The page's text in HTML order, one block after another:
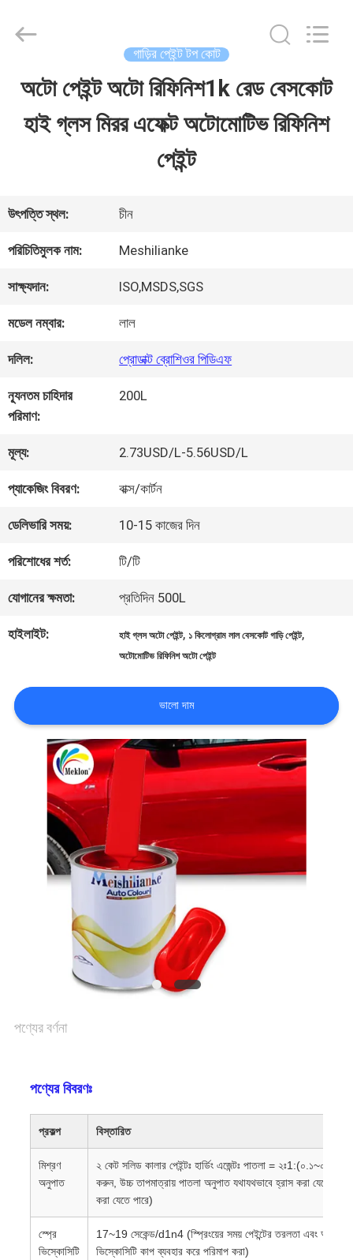
বাড়ি
ভিডিও
আমাদের
সম্পর্কে
কারখানা
ভ্রমণ
মান
নিয়ন্ত্রণ
আমাদের
যোগাযোগ
খবর
উদ্ধৃতির
আবেদন
নীতি
Chemical
Reserved.
গাড়ির পেইন্ট টপ কোট
অটো পেইন্ট অটো রিফিনিশ1k রেড বেসকোট
হাই গ্লস মিরর এফেক্ট অটোমোটিভ রিফিনিশ
পেইন্ট
উৎপত্তি স্থল: চীন
পরিচিতিমুলক নাম: Meshilianke
সাক্ষ্যদান: ISO,MSDS,SGS
মডেল নম্বার: লাল
দলিল: প্রোডাক্ট ব্রোশিওর পিডিএফ
ন্যূনতম চাহিদার
পরিমাণ:
200L
মূল্য: 2.73USD/L-5.56USD/L
প্যাকেজিং বিবরণ: বাক্স/কার্টন
ডেলিভারি সময়: 10-15 কাজের দিন
পরিশোধের শর্ত: টি/টি
যোগানের ক্ষমতা: প্রতিদিন 500L
হাইলাইট: হাই গ্লস অটো পেইন্ট, ১ কিলোগ্রাম লাল বেসকোট গাড়ি পেইন্ট,
অটোমোটিভ রিফিনিশ অটো পেইন্ট
ভালো দাম
পণ্যের বর্ণনা
পণ্যের বিবরণঃ
প্রকল্প বিস্তারিত
মিশ্রণ
অনুপাত
২ কেট সলিড কালার পেইন্টঃ হার্ডিং এজেন্টঃ পাতলা = ২ঃ1:(০.১~০.২৫)
করুন, উচ্চ তাপমাত্রায় পাতলা অনুপাত যথাযথভাবে হ্রাস করা যেতে পারে
করা যেতে পারে)
স্প্রে
ভিস্কোসিটি
17~19 সেকেন্ড/d1n4 (স্প্রিংয়ের সময় পেইন্টের তরলতা এবং আঠালো
ভিস্কোসিটি কাপ ব্যবহার করে পরিমাপ করা)